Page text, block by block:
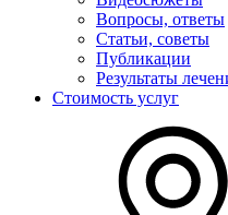
Вопросы, ответы
Статьи, советы
Публикации
Результаты
Стоимость услуг